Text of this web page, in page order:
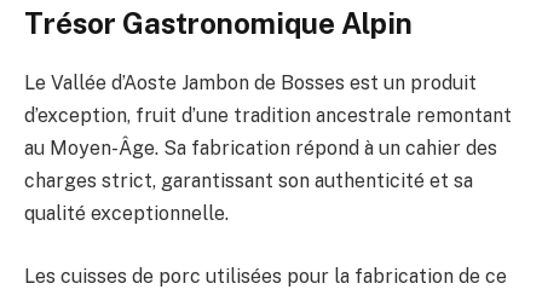
Trésor Gastronomique Alpin
Le Vallée d’Aoste Jambon de Bosses est un produit
d’exception, fruit d’une tradition ancestrale remontant
au Moyen-Âge. Sa fabrication répond à un cahier des
charges strict, garantissant son authenticité et sa
qualité exceptionnelle.
Les cuisses de porc utilisées pour la fabrication de ce